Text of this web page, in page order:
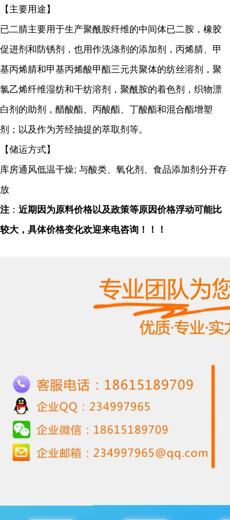
【主要用途】
已二腈主要用于生产聚酰胺纤维的中间体已二胺，橡胶
促进剂和防锈剂，也用作洗涤剂的添加剂，丙烯腈、甲
基丙烯腈和甲基丙烯酸甲酯三元共聚体的纺丝溶剂，聚
氯乙烯纤维湿纺和干纺溶剂，聚酰胺的着色剂，织物漂
白剂的助剂，醋酸酯、丙酸酯、丁酸酯和混合酯增塑
剂；以及作为芳经抽提的萃取剂等。
【储运方式】
库房通风低温干燥; 与酸类、氧化剂、食品添加剂分开存
放
注 ： 近期因为原料价格以及政策等原因价格浮动可能比
较大，具体价格变化欢迎来电咨询！！！